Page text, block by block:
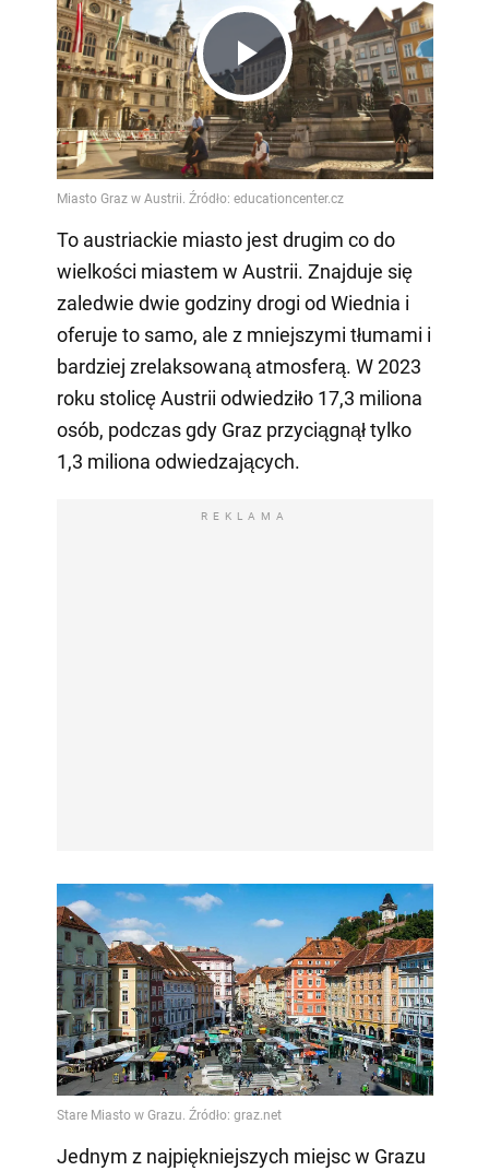
Play
Video
To austriackie miasto jest drugim co do
wielkości miastem w Austrii. Znajduje się
zaledwie dwie godziny drogi od Wiednia i
oferuje to samo, ale z mniejszymi tłumami i
bardziej zrelaksowaną atmosferą. W 2023
roku stolicę Austrii odwiedziło 17,3 miliona
osób, podczas gdy Graz przyciągnął tylko
1,3 miliona odwiedzających.
REKLAMA
Jednym z najpiękniejszych miejsc w Grazu